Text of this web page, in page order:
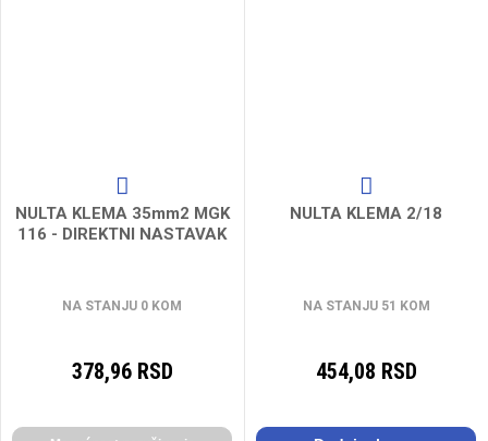
NULTA KLEMA 35mm2 MGK
116 - DIREKTNI NASTAVAK
NA STANJU 0 KOM
378,96 RSD
NULTA KLEMA 2/18
NA STANJU 51 KOM
454,08 RSD